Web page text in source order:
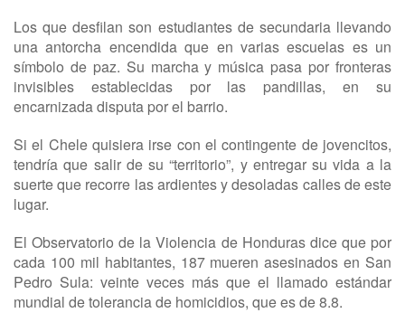
Los que desfilan son estudiantes de secundaria llevando
una antorcha encendida que en varias escuelas es un
símbolo de paz. Su marcha y música pasa por fronteras
invisibles establecidas por las pandillas, en su
encarnizada disputa por el barrio.
Si el Chele quisiera irse con el contingente de jovencitos,
tendría que salir de su “territorio”, y entregar su vida a la
suerte que recorre las ardientes y desoladas calles de este
lugar.
El Observatorio de la Violencia de Honduras dice que por
cada 100 mil habitantes, 187 mueren asesinados en San
Pedro Sula: veinte veces más que el llamado estándar
mundial de tolerancia de homicidios, que es de 8.8.